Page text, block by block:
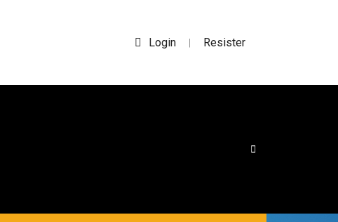
Login | Resister